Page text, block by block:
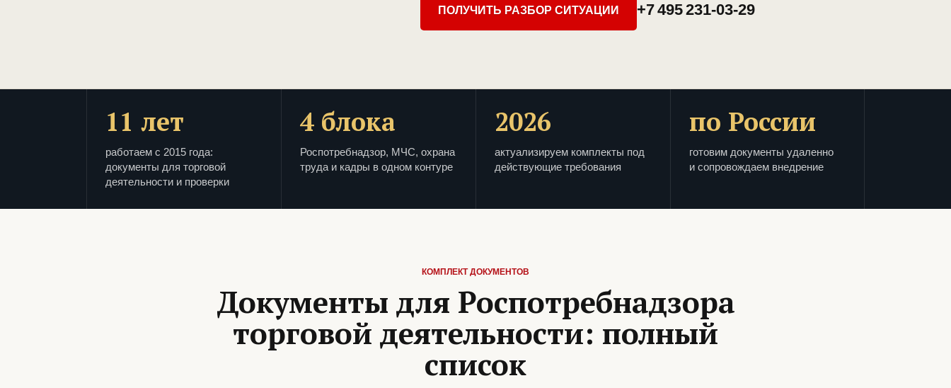
ПОЛУЧИТЬ РАЗБОР СИТУАЦИИ +7 495 231-03-29
11 лет
работаем с 2015 года:
документы для торговой
деятельности и проверки
4 блока
Роспотребнадзор, МЧС, охрана
труда и кадры в одном контуре
2026
актуализируем комплекты под
действующие требования
по России
готовим документы удаленно
и сопровождаем внедрение
КОМПЛЕКТ ДОКУМЕНТОВ
Документы для Роспотребнадзора
торговой деятельности: полный
список